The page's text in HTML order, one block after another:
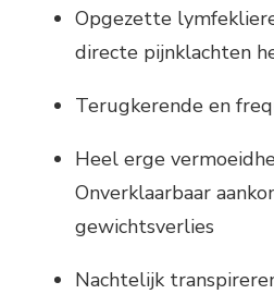
Opgezette
directe pijnklachten
Terugkerende en
Heel erge
Onverklaarbaar
gewichtsverlies
Nachtelijk